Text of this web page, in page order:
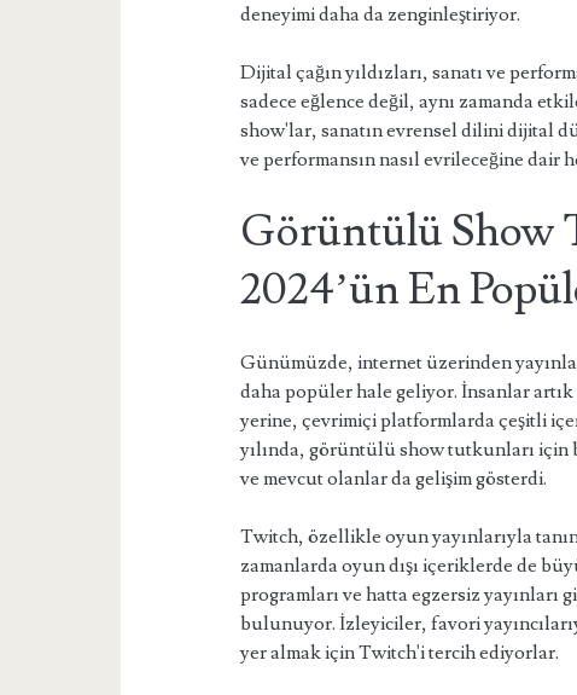
deneyimi daha da zenginleştiriyor.
Dijital çağın yıldızları, sanatı ve
sadece eğlence değil, aynı zamanda
show'lar, sanatın evrensel dilini dijital
ve performansın nasıl evrileceğine dair
Görüntülü Show
2024’ün En
Günümüzde, internet üzerinden
daha popüler hale geliyor. İnsanlar
yerine, çevrimiçi platformlarda çeşitli
yılında, görüntülü show tutkunları için
ve mevcut olanlar da gelişim gösterdi.
Twitch, özellikle oyun yayınlarıyla
zamanlarda oyun dışı içeriklerde de
programları ve hatta egzersiz yayınları
bulunuyor. İzleyiciler, favori
yer almak için Twitch'i tercih ediyorlar.